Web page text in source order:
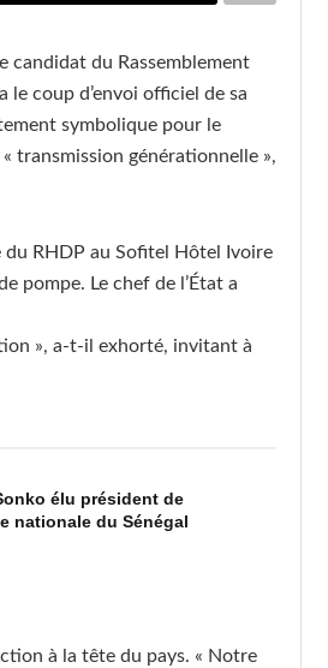
candidat du Rassemblement
coup d’envoi officiel de sa
symbolique pour le
transmission générationnelle »,
RHDP au Sofitel Hôtel Ivoire
pompe. Le chef de l’État a
», a-t-il exhorté, invitant à
élu président de
nationale du Sénégal
à la tête du pays. « Notre